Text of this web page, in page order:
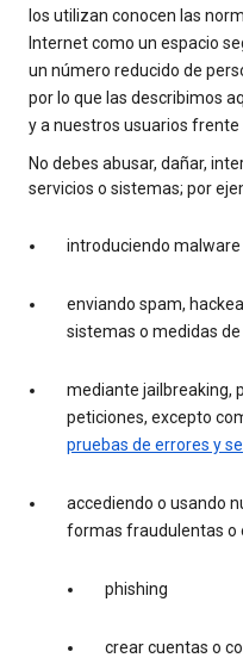
los utilizan conocen las
Internet como un espacio
un número reducido de
por lo que las describimos
y a nuestros usuarios frente
No debes abusar, dañar,
servicios o sistemas; por
introduciendo malware
enviando spam,
sistemas o medidas
mediante jailbreaking,
peticiones, excepto
pruebas de errores y
accediendo o usando
formas fraudulentas o
phishing
crear cuentas o